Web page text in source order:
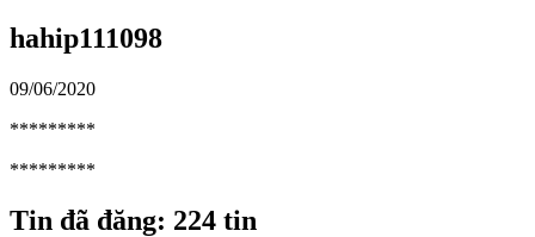
hahip111098
09/06/2020
*********
*********
Tin đã đăng: 224 tin